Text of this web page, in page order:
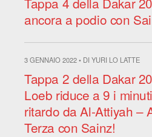
ancora a podio con
3 GENNAIO 2022 • DI YURI LO LATTE
Tappa 2 della Dakar
Loeb riduce a 9 i
ritardo da Al-Attiyah –
Terza con Sainz!